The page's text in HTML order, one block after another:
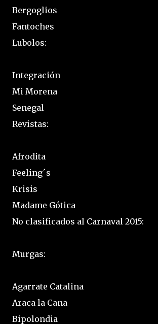
Bergoglios
Fantoches
Lubolos:
Integración
Mi Morena
Senegal
Revistas:
Afrodita
Feeling´s
Krisis
Madame Gótica
No clasificados al Carnaval 2015:
Murgas:
Agarrate Catalina
Araca la Cana
Bipolondia